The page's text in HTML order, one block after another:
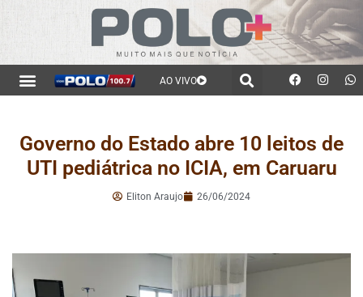
AO VIVO
Governo do Estado abre 10 leitos de
UTI pediátrica no ICIA, em Caruaru
Eliton Araujo 26/06/2024